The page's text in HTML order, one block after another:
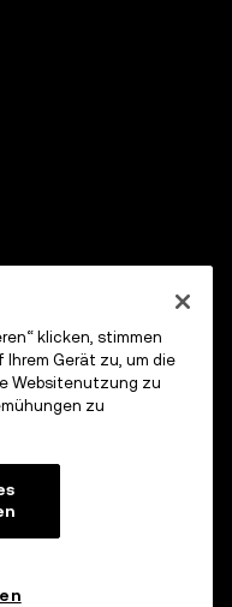
klicken, stimmen
Ihrem Gerät zu, um die
Websitenutzung zu
zu